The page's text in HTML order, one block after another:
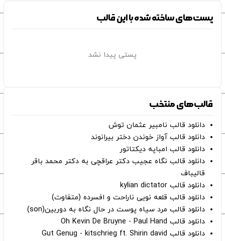
پست‌های ساخته شده با این قالب
پستی پیدا نشد
قالب‌های منتخب
دانلود قالب نامبیر عثمان ‌توش
دانلود قالب آواز خوندن دختر بیرانوند
دانلود قالب امباپه دیکتاتور
دانلود قالب نگاه عجیب دکتر عراقچی به دکتر محمد باقر
قالیباف
دانلود قالب kylian dictator
دانلود قالب قلعه نویی ناراحت و افسرده (متفاوت)
دانلود قالب مرد سیاه پوست در حال نگاه به دوربین(son)
دانلود قالب Oh Kevin De Bruyne - Paul Hand
دانلود قالب Gut Genug - kitschrieg ft. Shirin david